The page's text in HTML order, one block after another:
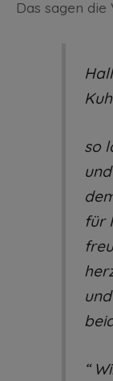
Das sagen
so
für
“